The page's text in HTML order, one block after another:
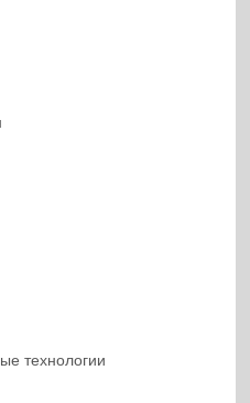
технологии